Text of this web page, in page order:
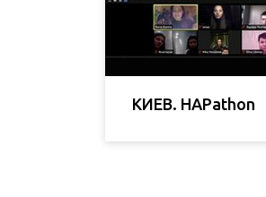
КИЕВ. HAPathon